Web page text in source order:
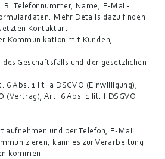
B. Telefonnummer, Name, E-Mail-
Mehr Details dazu finden
Kontaktart
Kommunikation mit Kunden,
Geschäftsfalls und der gesetzlichen
6 Abs. 1 lit. a DSGVO (Einwilligung),
(Vertrag), Art. 6 Abs. 1 lit. f DSGVO
aufnehmen und per Telefon, E-Mail
kann es zur Verarbeitung
kommen.